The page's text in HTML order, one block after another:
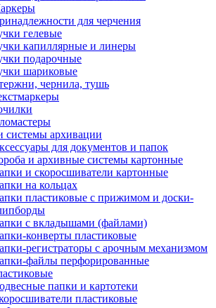
для черчения
гелевые
капиллярные и линеры
подарочные
шариковые
чернила, тушь
системы архивации
для документов и папок
и архивные системы картонные
и скоросшиватели картонные
на кольцах
пластиковые с прижимом и доски-
с вкладышами (файлами)
конверты пластиковые
регистраторы с арочным механизмом
файлы перфорированные
папки и картотеки
пластиковые